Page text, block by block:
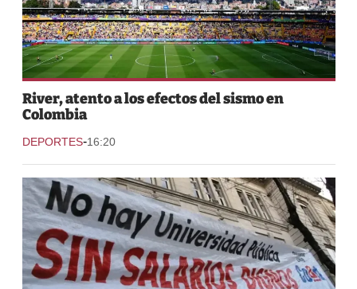
River, atento a los efectos del sismo en
Colombia
DEPORTES-16:20